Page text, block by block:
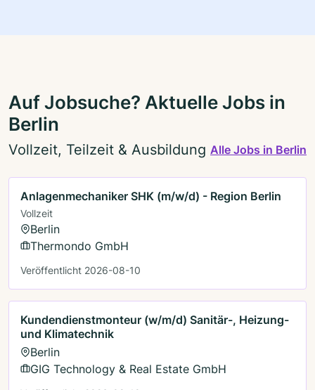
Auf Jobsuche? Aktuelle Jobs in
Berlin
Vollzeit, Teilzeit & Ausbildung Alle Jobs in Berlin
Anlagenmechaniker SHK (m/w/d) - Region Berlin
Vollzeit
Berlin
Thermondo GmbH
Veröffentlicht 2026-08-10
Kundendienstmonteur (w/m/d) Sanitär-, Heizung-
und Klimatechnik
Berlin
GIG Technology & Real Estate GmbH